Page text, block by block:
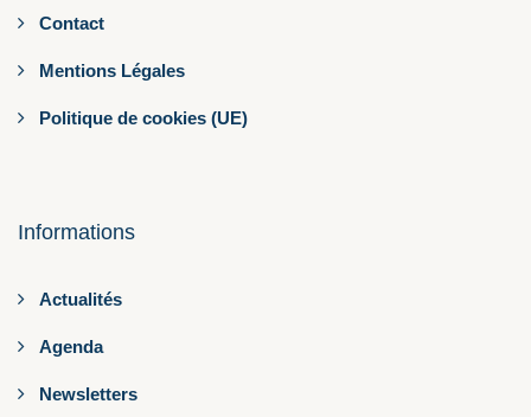
Contact
Mentions Légales
Politique de cookies (UE)
Informations
Actualités
Agenda
Newsletters